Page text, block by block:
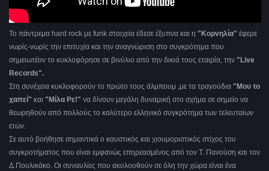
Το πάντρεμα hard rock με funk στοιχεία έδεσε έξυπνα και η "Κορνηλία" έφερε
νωρίς-νωρίς την επιτυχία και την αναγνώριση στο συγκρότημα που
σημειωτέον το κυκλοφόρησε σε βινύλιο από την δικιά τους εταιρία, την "Live
Records".
Στη συνέχεια κυκλοφορούν το πρώτο τους άλμπουμ ,με τα τραγούδια "Μου το
χαπεί" και "Μίλα Ρε!" να δίνουν μεγάλη δυναμική στο σχήμα σε σημείο να
θεωρηθούν από πολλούς το καλύτερο ελληνικό συγκρότημα των τελευταίων
ετών.
Σε αυτό βοήθησε σημαντικά ο καυστικός και χιουμοριστικός στίχος του
συγκροτήματος που είναι εμφανώς επηρεασμένος από τον Τ. Πανούση και τον
Δ.Πουλικάκο. Οι συναυλίες που ακολουθούν σε όλη την χώρα είναι ένα